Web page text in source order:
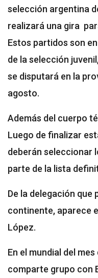
selección argentina
realizará una gira
Estos partidos son
de la selección
se disputará en la
agosto.
Además del cuerpo
Luego de finalizar
deberán seleccionar
parte de la lista
De la delegación que
continente, aparece
López.
En el mundial del
comparte grupo con